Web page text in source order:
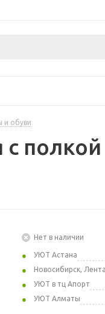
и обуви
с
Нет в наличии
УЮТ Астана
Новосибирск, Лента
УЮТ в тц Апорт
УЮТ Алматы